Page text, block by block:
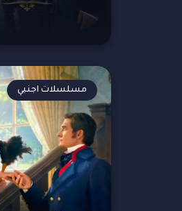
مسلسلات اجنبي